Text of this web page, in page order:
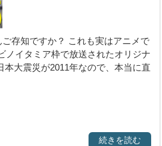
存知ですか？ これも実はアニメで
ノイタミア枠で放送されたオリジナ
本大震災が2011年なので、本当に直
続きを読む